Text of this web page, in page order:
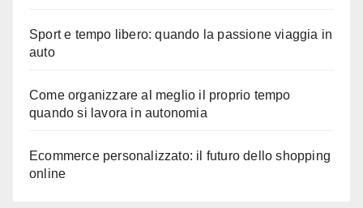
Sport e tempo libero: quando la passione viaggia in
auto
Come organizzare al meglio il proprio tempo
quando si lavora in autonomia
Ecommerce personalizzato: il futuro dello shopping
online